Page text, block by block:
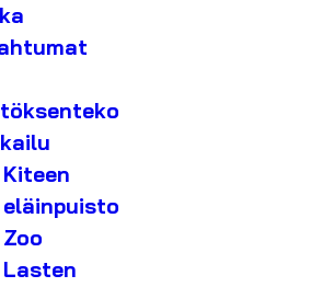
Kiteen
eläinpuisto
Zoo
Lasten